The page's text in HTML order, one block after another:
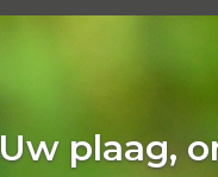
Uw plaag,